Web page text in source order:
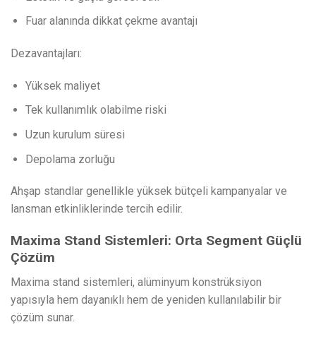
Fuar alanında dikkat çekme avantajı
Dezavantajları:
Yüksek maliyet
Tek kullanımlık olabilme riski
Uzun kurulum süresi
Depolama zorluğu
Ahşap standlar genellikle yüksek bütçeli kampanyalar ve
lansman etkinliklerinde tercih edilir.
Maxima Stand Sistemleri: Orta Segment Güçlü
Çözüm
Maxima stand sistemleri, alüminyum konstrüksiyon
yapısıyla hem dayanıklı hem de yeniden kullanılabilir bir
çözüm sunar.